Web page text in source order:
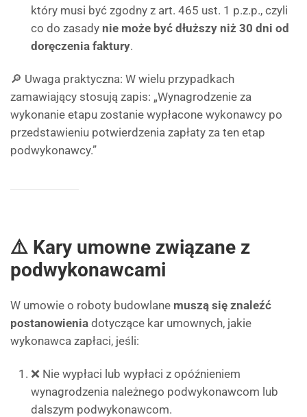
który musi być zgodny z art. 465 ust. 1 p.z.p., czyli
co do zasady nie może być dłuższy niż 30 dni od
doręczenia faktury.
🔎 Uwaga praktyczna: W wielu przypadkach
zamawiający stosują zapis: „Wynagrodzenie za
wykonanie etapu zostanie wypłacone wykonawcy po
przedstawieniu potwierdzenia zapłaty za ten etap
podwykonawcy.”
⚠️ Kary umowne związane z
podwykonawcami
W umowie o roboty budowlane muszą się znaleźć
postanowienia dotyczące kar umownych, jakie
wykonawca zapłaci, jeśli:
❌ Nie wypłaci lub wypłaci z opóźnieniem
wynagrodzenia należnego podwykonawcom lub
dalszym podwykonawcom.